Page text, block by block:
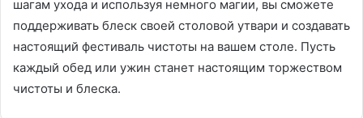
шагам ухода и используя немного магии, вы сможете
поддерживать блеск своей столовой утвари и создавать
настоящий фестиваль чистоты на вашем столе. Пусть
каждый обед или ужин станет настоящим торжеством
чистоты и блеска.